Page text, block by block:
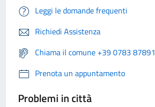
Leggi le domande frequenti
Richiedi Assistenza
Chiama il comune +39 0783 87891
Prenota un appuntamento
Problemi in città